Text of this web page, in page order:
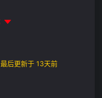
后更新于 13天前